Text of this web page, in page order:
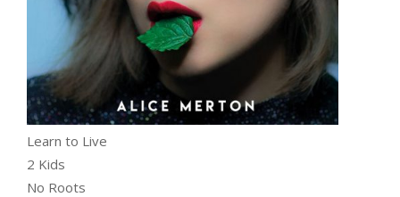
Learn to Live
2 Kids
No Roots